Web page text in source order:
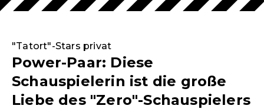
"Tatort"-Stars privat
Power-Paar: Diese
Schauspielerin ist die große
Liebe des "Zero"-Schauspielers